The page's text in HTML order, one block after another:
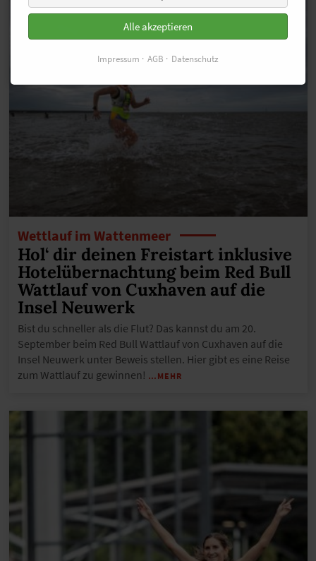
Wettlauf im Wattenmeer
Hol‘ dir deinen Freistart inklusive
Hotelübernachtung beim Red Bull
Wattlauf von Cuxhaven auf die
Insel Neuwerk
Bist du schneller als die Flut? Das kannst du am 20.
September beim Red Bull Wattlauf von Cuxhaven auf die
Insel Neuwerk unter Beweis stellen. Hier gibt es eine Reise
zum Wattlauf zu gewinnen! …MEHR
Alle akzeptieren
Impressum AGB Datenschutz